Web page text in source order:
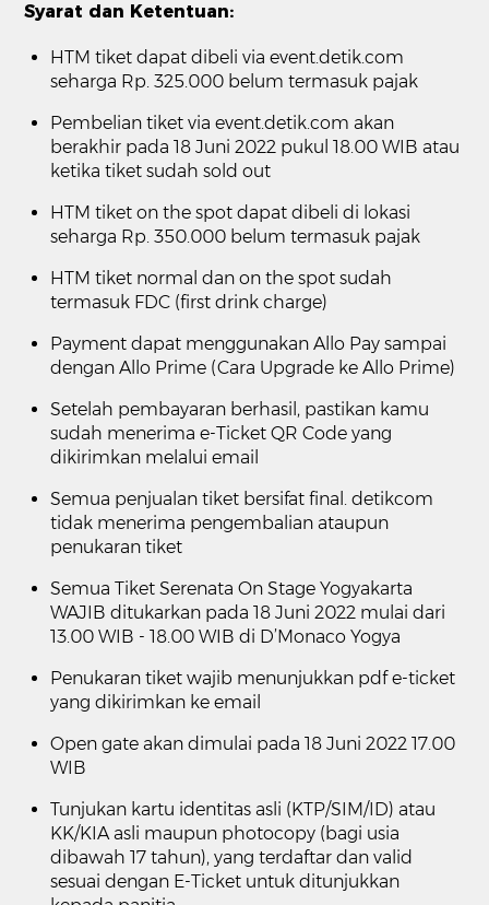
Syarat dan Ketentuan:
HTM tiket dapat dibeli viaevent.detik.com
seharga Rp. 325.000 belum termasuk pajak
Pembelian tiket viaevent.detik.com akan
berakhir pada 18 Juni 2022 pukul 18.00 WIB atau
ketika tiket sudah sold out
HTM tiket on the spot dapat dibeli di lokasi
seharga Rp. 350.000 belum termasuk pajak
HTM tiket normal dan on the spot sudah
termasuk FDC (first drink charge)
Payment dapat menggunakan Allo Pay sampai
dengan Allo Prime (Cara Upgrade ke Allo Prime)
Setelah pembayaran berhasil, pastikan kamu
sudah menerima e-Ticket QR Code yang
dikirimkan melalui email
Semua penjualan tiket bersifat final. detikcom
tidak menerima pengembalian ataupun
penukaran tiket
Semua Tiket Serenata On Stage Yogyakarta
WAJIB ditukarkan pada 18 Juni 2022 mulai dari
13.00 WIB - 18.00 WIB di D’Monaco Yogya
Penukaran tiket wajib menunjukkan pdf e-ticket
yang dikirimkan ke email
Open gate akan dimulai pada 18 Juni 2022 17.00
WIB
Tunjukan kartu identitas asli (KTP/SIM/ID) atau
KK/KIA asli maupun photocopy (bagi usia
dibawah 17 tahun), yang terdaftar dan valid
sesuai dengan E-Ticket untuk ditunjukkan